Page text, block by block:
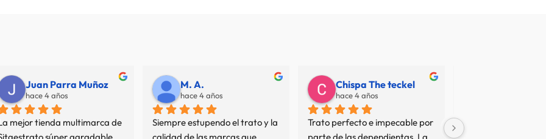
Juan Parra Muñoz
hace 4 años
mejor tienda multimarca de
M. A.
hace 4 años
Siempre estupendo el trato y la
Chispa The teckel
hace 4 años
Trato perfecto e impecable por
No termino de